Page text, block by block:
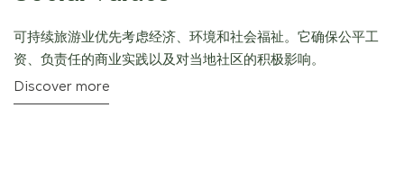
可持续旅游业优先考虑经济、环境和社会福祉。它确保公平工
资、负责任的商业实践以及对当地社区的积极影响。
Discover more